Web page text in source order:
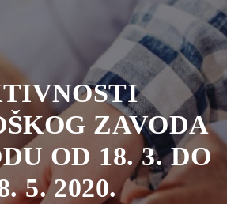
ZAVODA
OD 18. 3. DO
5. 2020.